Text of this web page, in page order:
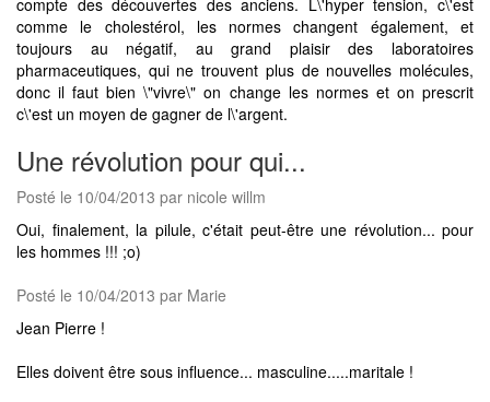
comme le cholestérol, les normes changent également, et
toujours au négatif, au grand plaisir des laboratoires
pharmaceutiques, qui ne trouvent plus de nouvelles molécules,
donc il faut bien \"vivre\" on change les normes et on prescrit
c\'est un moyen de gagner de l\'argent.
Une révolution pour qui...
Posté le 10/04/2013 par nicole willm
Oui, finalement, la pilule, c'était peut-être une révolution... pour
les hommes !!! ;o)
Posté le 10/04/2013 par Marie
Jean Pierre !
Elles doivent être sous influence... masculine.....maritale !